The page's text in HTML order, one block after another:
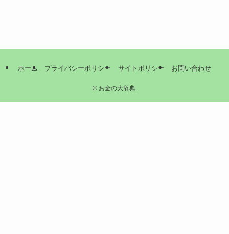
ホーム プライバシーポリシー サイトポリシー お問い合わせ
©お金の大辞典.